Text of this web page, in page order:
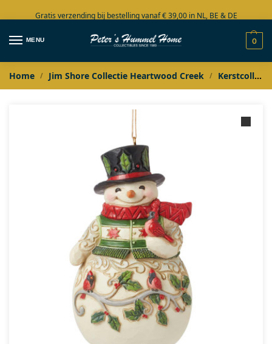
Gratis verzending bij bestelling vanaf € 39,00 in NL, BE & DE
Grote collectie in voorraad
MENU 0
Home / Jim Shore Collectie Heartwood Creek / Kerstcollectie